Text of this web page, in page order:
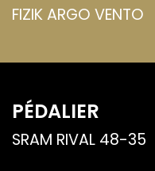
PÉDALIER
SRAM RIVAL 48-35
FIZIK ARGO VENTO